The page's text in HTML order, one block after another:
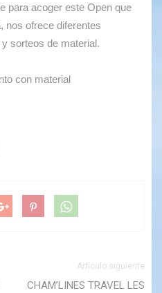
para acoger este Open que
nos ofrece diferentes
sorteos de material.
con material
Artículo siguiente
CHAM’LINES TRAVEL LES